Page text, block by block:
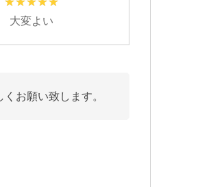
大変よい
お願い致します。